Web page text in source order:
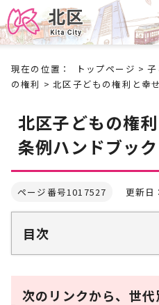
現在の位置： トップページ >
の権利 > 北区子どもの権利と幸
北区子どもの権
条例ハンドブック
ページ番号1017527 更新日
目次
次のリンクから、世